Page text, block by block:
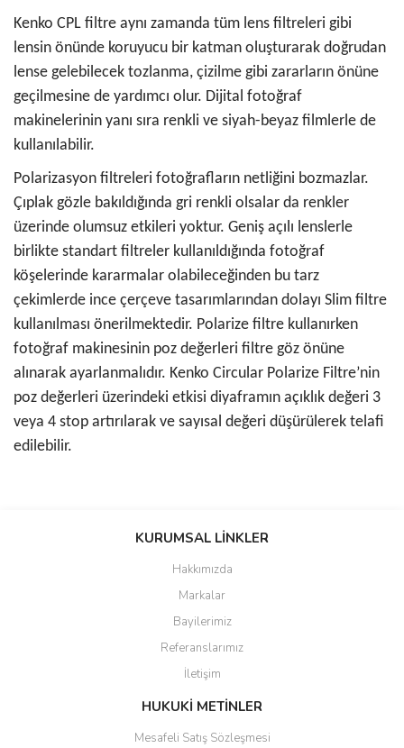
Kenko CPL filtre aynı zamanda tüm lens filtreleri gibi
lensin önünde koruyucu bir katman oluşturarak doğrudan
lense gelebilecek tozlanma, çizilme gibi zararların önüne
geçilmesine de yardımcı olur. Dijital fotoğraf
makinelerinin yanı sıra renkli ve siyah-beyaz filmlerle de
kullanılabilir.
Polarizasyon filtreleri fotoğrafların netliğini bozmazlar.
Çıplak gözle bakıldığında gri renkli olsalar da renkler
üzerinde olumsuz etkileri yoktur. Geniş açılı lenslerle
birlikte standart filtreler kullanıldığında fotoğraf
köşelerinde kararmalar olabileceğinden bu tarz
çekimlerde ince çerçeve tasarımlarından dolayı Slim filtre
kullanılması önerilmektedir. Polarize filtre kullanırken
fotoğraf makinesinin poz değerleri filtre göz önüne
alınarak ayarlanmalıdır. Kenko Circular Polarize Filtre’nin
poz değerleri üzerindeki etkisi diyaframın açıklık değeri 3
veya 4 stop artırılarak ve sayısal değeri düşürülerek telafi
edilebilir.
tarafımıza iletebilirsiniz.
Ürün resmi kalitesiz, bozuk veya görüntülenemiyor.
Ürün açıklamasında eksik bilgiler bulunuyor.
Ürün bilgilerinde hatalar bulunuyor.
Ürün fiyatı diğer sitelerden daha pahalı.
Bu ürüne benzer farklı alternatifler olmalı.
KURUMSAL LİNKLER
Hakkımızda
Markalar
Bayilerimiz
Referanslarımız
İletişim
HUKUKİ METİNLER
Mesafeli Satış Sözleşmesi